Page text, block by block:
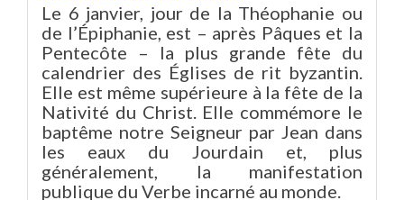
Le 6 janvier, jour de la Théophanie ou
de l’Épiphanie, est – après Pâques et la
Pentecôte – la plus grande fête du
calendrier des Églises de rit byzantin.
Elle est même supérieure à la fête de la
Nativité du Christ. Elle commémore le
baptême notre Seigneur par Jean dans
les eaux du Jourdain et, plus
généralement, la manifestation
publique du Verbe incarné au monde.